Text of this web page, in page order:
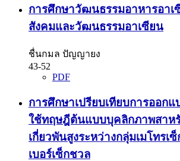
การศึกษาวัฒนธรรมอาหารอาเ
สังคมและวัฒนธรรมอาเซียน
ชื่นกมล ปัญญายง
43-52
PDF
การศึกษาเปรียบเทียบการออก
ใช้ทฤษฎีต้นแบบบุคลิกภาพสาห
เกี่ยวพันสูงระหว่างกลุ่มเมโทรเ
เบอร์เซ็กชวล